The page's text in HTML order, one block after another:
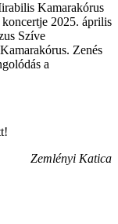
Kamarakórus
2025. április
Szíve
Zenés
a
Zemlényi Katica